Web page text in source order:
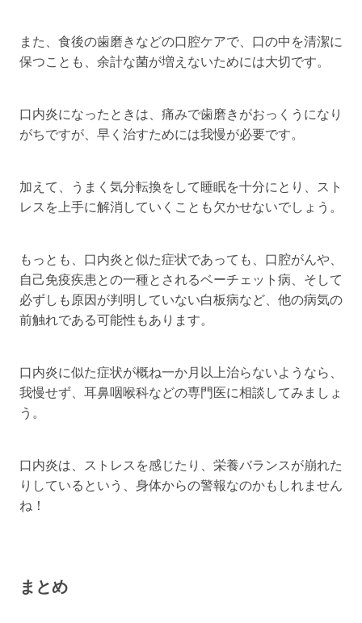
また、食後の歯磨きなどの口腔ケアで、口の中を清潔に
保つことも、余計な菌が増えないためには大切です。
口内炎になったときは、痛みで歯磨きがおっくうになり
がちですが、早く治すためには我慢が必要です。
加えて、うまく気分転換をして睡眠を十分にとり、スト
レスを上手に解消していくことも欠かせないでしょう。
もっとも、口内炎と似た症状であっても、口腔がんや、
自己免疫疾患との一種とされるベーチェット病、そして
必ずしも原因が判明していない白板病など、他の病気の
前触れである可能性もあります。
口内炎に似た症状が概ね一か月以上治らないようなら、
我慢せず、耳鼻咽喉科などの専門医に相談してみましょ
う。
口内炎は、ストレスを感じたり、栄養バランスが崩れた
りしているという、身体からの警報なのかもしれません
ね！
まとめ